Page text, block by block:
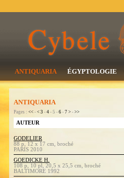
ANTIQUARIA ÉGYPTOLOGIE
ANTIQUARIA
Pages : << - < 3 - 4 - 5 - 6 - 7 > - >>
AUTEUR
GODELIER
88 p, 12 x 17 cm, broché
PARIS 2010
GOEDICKE H.
108 p, 10 pl, 20,5 x 25,5 cm, broché
BALTIMORE 1992